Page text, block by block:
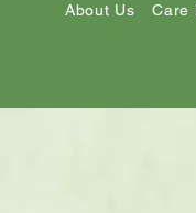
About Us Care